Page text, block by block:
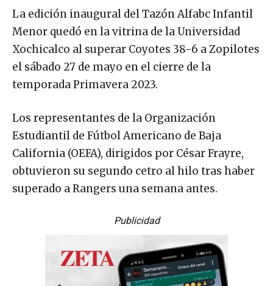
La edición inaugural del Tazón Alfabc Infantil
Menor quedó en la vitrina de la Universidad
Xochicalco al superar Coyotes 38-6 a Zopilotes
el sábado 27 de mayo en el cierre de la
temporada Primavera 2023.
Los representantes de la Organización
Estudiantil de Fútbol Americano de Baja
California (OEFA), dirigidos por César Frayre,
obtuvieron su segundo cetro al hilo tras haber
superado a Rangers una semana antes.
Publicidad